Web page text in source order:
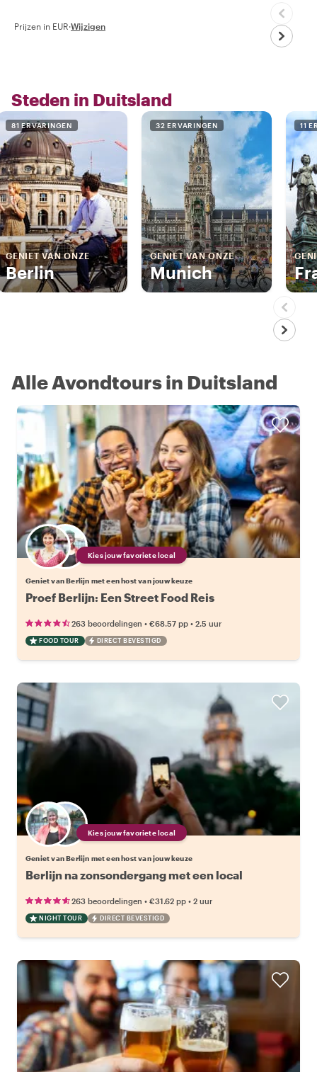
Prijzen in EUR·Wijzigen
Steden in Duitsland
81 ERVARINGEN
GENIET VAN ONZE
Berlin
32 ERVARINGEN
GENIET VAN ONZE
Munich
11
Alle Avondtours in Duitsland
Kies jouw favoriete local
Geniet van Berlijn met een host van jouw keuze
Proef Berlijn: Een Street Food Reis
263 beoordelingen • €68.57 pp • 2.5 uur
FOOD TOUR DIRECT BEVESTIGD
Kies jouw favoriete local
Geniet van Berlijn met een host van jouw keuze
Berlijn na zonsondergang met een local
263 beoordelingen • €31.62 pp • 2 uur
NIGHT TOUR DIRECT BEVESTIGD